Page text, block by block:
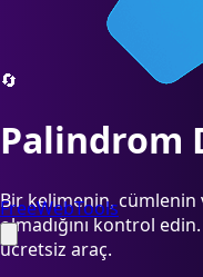
FreeWebTools
🔄
Palindrom
Bir kelimenin,
olmadığını kontrol
ücretsiz araç.